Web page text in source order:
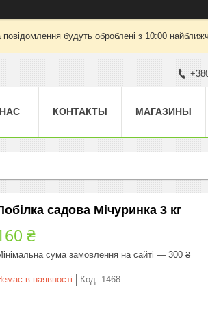
будуть оброблені з 10:00
КОНТАКТЫ МАГАЗИНЫ
садова Мічуринка 3 кг
₴
сума замовлення на сайті — 300 ₴
в наявності Код: 1468